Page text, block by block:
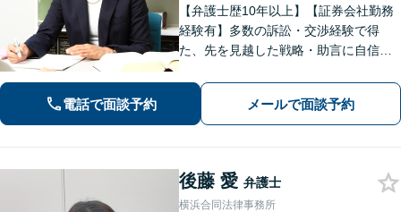
【弁護士歴10年以上】【証券会社勤務
経験有】多数の訴訟・交渉経験で得
た、先を見越した戦略・助言に自信が
確にアドバイスいたします【平日夜
間・土日祝相談可】【上大岡駅直結】
電話で面談予約 メールで面談予約
後藤 愛 弁護士
横浜合同法律事務所